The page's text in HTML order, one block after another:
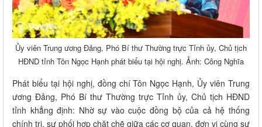
Ủy viên Trung ương Đảng, Phó Bí thư Thường trực Tỉnh ủy, Chủ tịch
HĐND tỉnh Tôn Ngọc Hạnh phát biểu tại hội nghị. Ảnh: Công Nghĩa
Phát biểu tại hội nghị, đồng chí Tôn Ngọc Hạnh, Ủy viên Trung
ương Đảng, Phó Bí thư Thường trực Tỉnh ủy, Chủ tịch HĐND
tỉnh khẳng định: Nhờ sự vào cuộc đồng bộ của cả hệ thống
chính trị, sự phối hợp chặt chẽ giữa các cơ quan, đơn vị cùng sự